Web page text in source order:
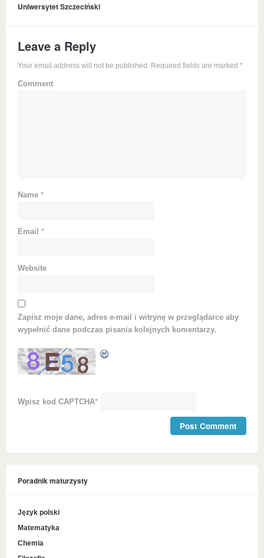
Uniwersytet Szczeciński
Leave a Reply
Your email address will not be published. Required fields are marked *
Comment
Name *
Email *
Website
Zapisz moje dane, adres e-mail i witrynę w przeglądarce aby
wypełnić dane podczas pisania kolejnych komentarzy.
Wpisz kod CAPTCHA*
Poradnik maturzysty
Język polski
Matematyka
Chemia